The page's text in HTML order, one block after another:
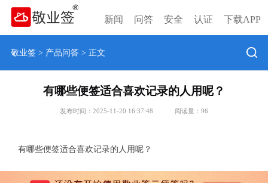
新闻 问答 安全 认证 下载APP
敬业签> 产品问答> 正文
有哪些便签适合喜欢记录的人用呢？
发布时间：2025-11-20 16:37:48 阅读量： 96
有哪些便签适合喜欢记录的人用呢？